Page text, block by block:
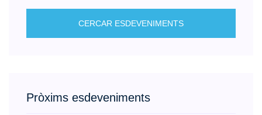
CERCAR ESDEVENIMENTS
Pròxims esdeveniments